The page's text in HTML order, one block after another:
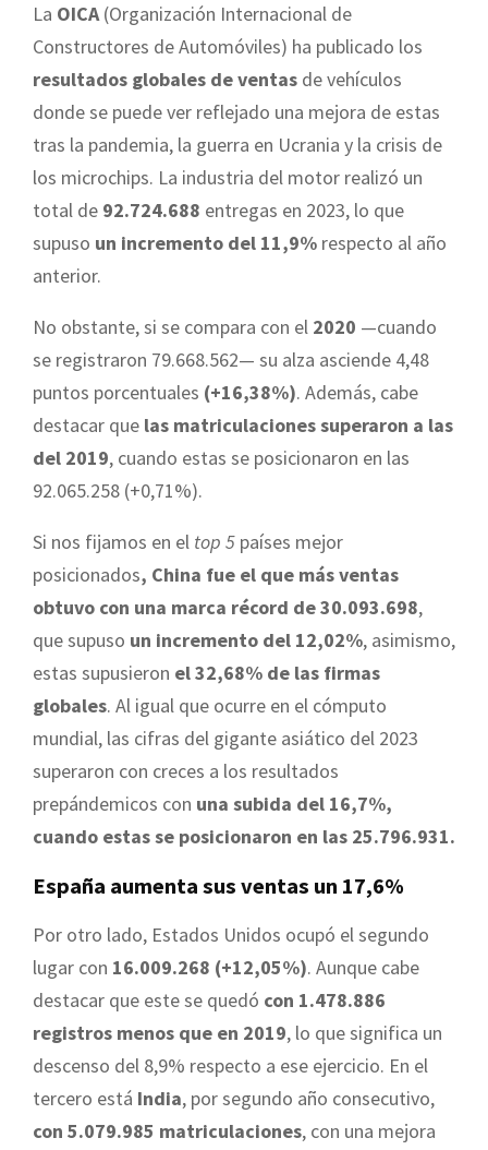
La OICA(Organización Internacional de
Constructores de Automóviles) ha publicado los
resultados globales de ventas de vehículos
donde se puede ver reflejado una mejora de estas
tras la pandemia, la guerra en Ucrania y la crisis de
los microchips. La industria del motor realizó un
total de 92.724.688 entregas en 2023, lo que
supuso un incremento del 11,9% respecto al año
anterior.
No obstante, si se compara con el 2020 —cuando
se registraron 79.668.562— su alza asciende 4,48
puntos porcentuales (+16,38%). Además, cabe
destacar que las matriculaciones superaron a las
del 2019, cuando estas se posicionaron en las
92.065.258 (+0,71%).
Si nos fijamos en el top 5 países mejor
posicionados, China fue el que más ventas
obtuvo con una marca récord de 30.093.698,
que supuso un incremento del 12,02%, asimismo,
estas supusieron el 32,68% de las firmas
globales. Al igual que ocurre en el cómputo
mundial, las cifras del gigante asiático del 2023
superaron con creces a los resultados
prepándemicos con una subida del 16,7%,
cuando estas se posicionaron en las 25.796.931.
España aumenta sus ventas un 17,6%
Por otro lado, Estados Unidos ocupó el segundo
lugar con 16.009.268 (+12,05%). Aunque cabe
destacar que este se quedó con 1.478.886
registros menos que en 2019, lo que significa un
descenso del 8,9% respecto a ese ejercicio. En el
tercero está India, por segundo año consecutivo,
con 5.079.985 matriculaciones, con una mejora